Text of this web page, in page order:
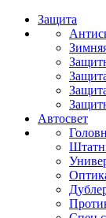
Защита
Автосвет